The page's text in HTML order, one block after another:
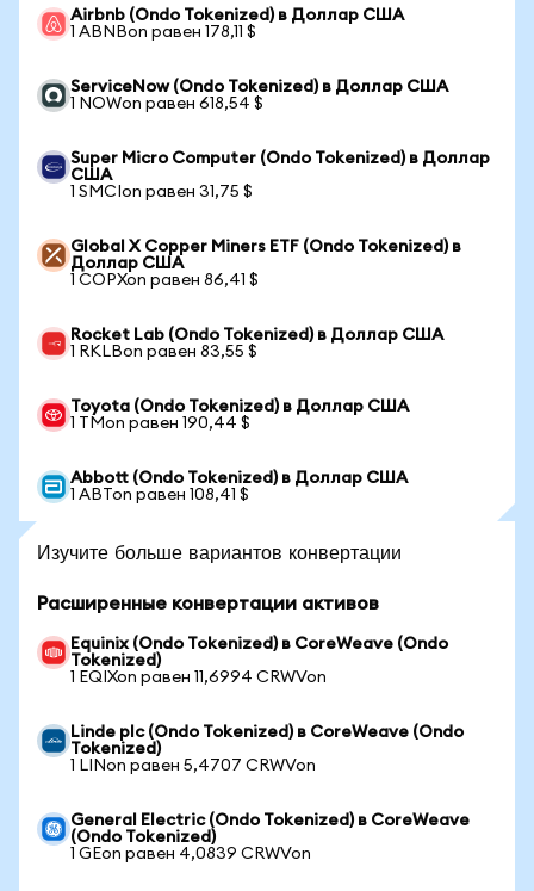
Airbnb (Ondo Tokenized) в Доллар США
1 ABNBon равен 178,11 $
ServiceNow (Ondo Tokenized) в Доллар США
1 NOWon равен 618,54 $
Super Micro Computer (Ondo Tokenized) в Доллар
США
1 SMCIon равен 31,75 $
Global X Copper Miners ETF (Ondo Tokenized) в
Доллар США
1 COPXon равен 86,41 $
Rocket Lab (Ondo Tokenized) в Доллар США
1 RKLBon равен 83,55 $
Toyota (Ondo Tokenized) в Доллар США
1 TMon равен 190,44 $
Abbott (Ondo Tokenized) в Доллар США
1 ABTon равен 108,41 $
Изучите больше вариантов конвертации
Расширенные конвертации активов
Equinix (Ondo Tokenized) в CoreWeave (Ondo
Tokenized)
1 EQIXon равен 11,6994 CRWVon
Linde plc (Ondo Tokenized) в CoreWeave (Ondo
Tokenized)
1 LINon равен 5,4707 CRWVon
General Electric (Ondo Tokenized) в CoreWeave
(Ondo Tokenized)
1 GEon равен 4,0839 CRWVon